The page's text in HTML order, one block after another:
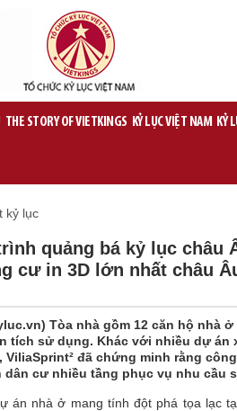
THE STORY OF VIETKINGS KỶ LỤC VIỆT NAM KỶ
kỷ lục
quảng bá kỷ lục châu
cư in 3D lớn nhất châu
Tòa nhà gồm 12 căn hộ nhà
tích sử dụng. Khác với nhiều dự
ViliaSprint² đã chứng minh rằng
cư nhiều tầng phục vụ nhu cầu
án nhà ở mang tính đột phá tọa lạc